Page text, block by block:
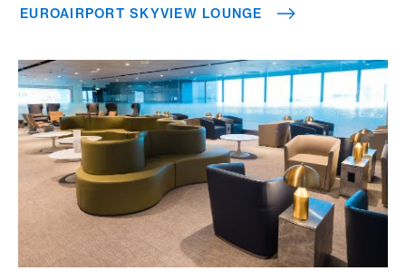
EUROAIRPORT SKYVIEW LOUNGE